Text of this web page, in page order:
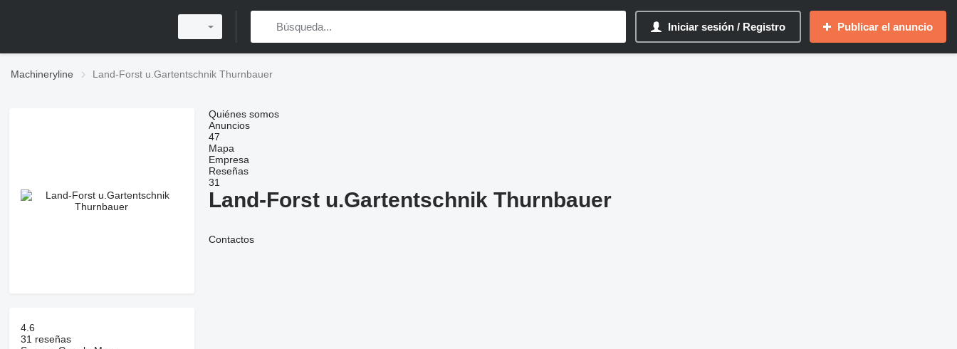
Iniciar sesión / Registro Publicar el anuncio
Machineryline Land-Forst u.Gartentschnik Thurnbauer
4.6
31 reseñas
Quiénes somos
Anuncios
47
Mapa
Empresa
Reseñas
31
Land-Forst u.Gartentschnik Thurnbauer
Contactos